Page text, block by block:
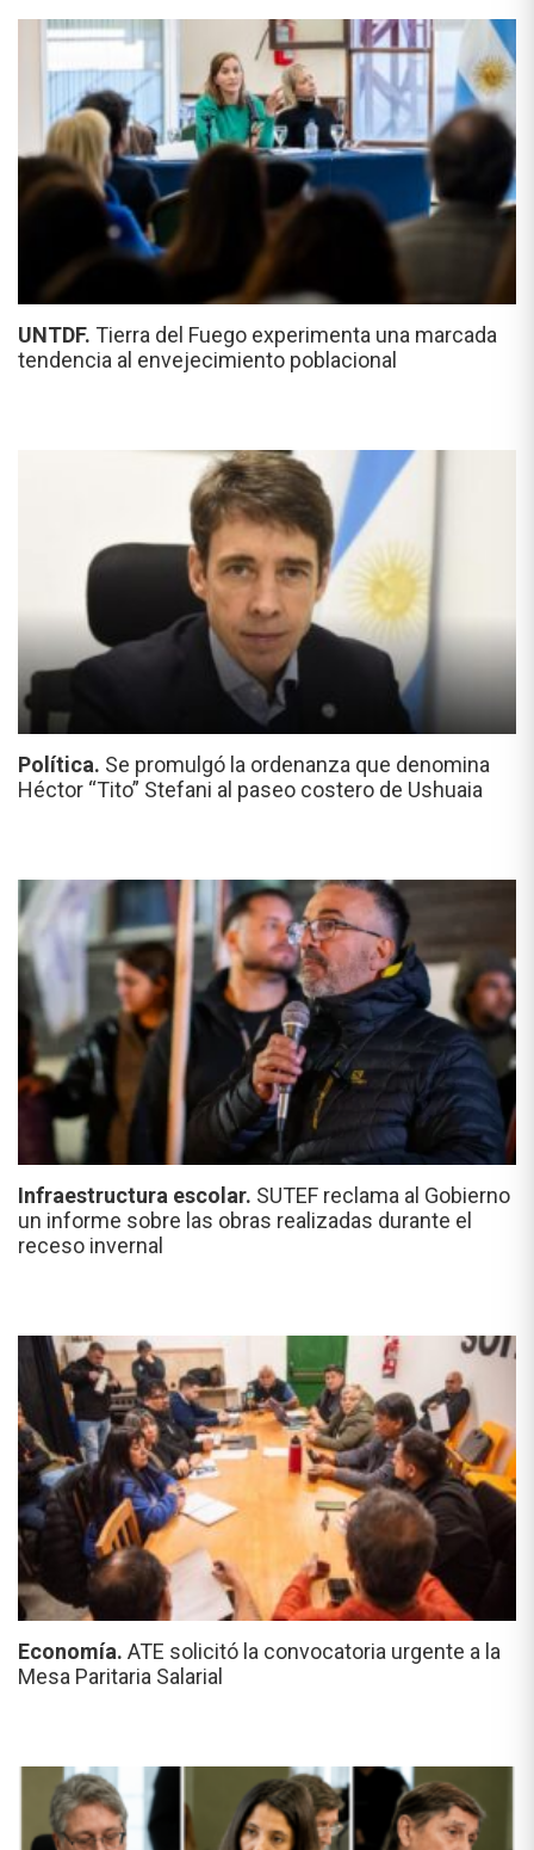
UNTDF. Tierra del Fuego experimenta una marcada
tendencia al envejecimiento poblacional
Política. Se promulgó la ordenanza que denomina
Héctor “Tito” Stefani al paseo costero de Ushuaia
Infraestructura escolar. SUTEF reclama al Gobierno
un informe sobre las obras realizadas durante el
receso invernal
Economía. ATE solicitó la convocatoria urgente a la
Mesa Paritaria Salarial